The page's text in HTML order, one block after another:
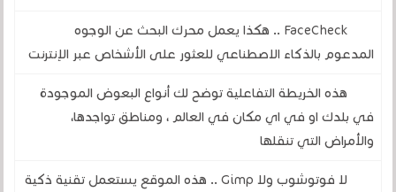
FaceCheck .. هكذا يعمل محرك البحث عن الوجوه
المدعوم بالذكاء الاصطناعي للعثور على الأشخاص عبر الإنترنت
هذه الخريطة التفاعلية توضح لك أنواع البعوض الموجودة
في بلدك او في اي مكان في العالم ، ومناطق تواجدها،
والأمراض التي تنقلها
لا فوتوشوب ولا Gimp .. هذه الموقع يستعمل تقنية ذكية